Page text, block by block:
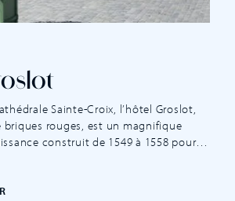
Sainte-Croix, l’hôtel Groslot,
briques rouges, est un magnifique
construit de 1549 à 1558 pour le
Androuet du Cerceau. Charles IX,
furent des hôtes illustres. […]